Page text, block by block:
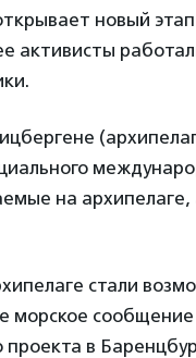
новый этап
активисты
на
стали
морское
проекта в